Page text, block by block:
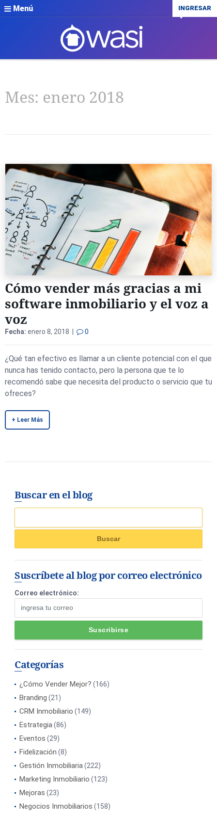
Menú INGRESAR
Mes: enero 2018
Cómo vender más gracias a mi
software inmobiliario y el voz a
voz
Fecha: enero 8, 2018 | 0
¿Qué tan efectivo es llamar a un cliente potencial con el que
nunca has tenido contacto, pero la persona que te lo
recomendó sabe que necesita del producto o servicio que tu
ofreces?
+ Leer Más
Buscar en el blog
Suscríbete al blog por correo electrónico
Correo electrónico:
Categorías
¿Cómo Vender Mejor? (166)
Branding (21)
CRM Inmobiliario (149)
Estrategia(86)
Eventos (29)
Fidelización (8)
Gestión Inmobiliaria(222)
Marketing Inmobiliario (123)
Mejoras (23)
Negocios Inmobiliarios (158)